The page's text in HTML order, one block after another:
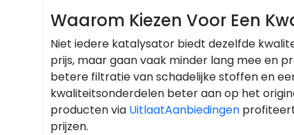
Waarom Kiezen Voor Een
Niet iedere katalysator biedt dezelfde
prijs, maar gaan vaak minder lang mee en
betere filtratie van schadelijke stoffen en
kwaliteitsonderdelen beter aan op het
producten via UitlaatAanbiedingen
prijzen.